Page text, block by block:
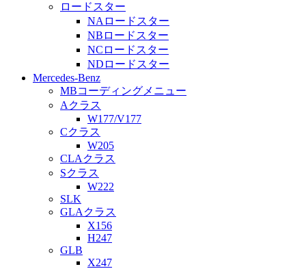
ロードスター
NAロードスター
NBロードスター
NCロードスター
NDロードスター
Mercedes-Benz
MBコーディングメニュー
Aクラス
W177/V177
Cクラス
W205
CLAクラス
Sクラス
W222
SLK
GLAクラス
X156
H247
GLB
X247